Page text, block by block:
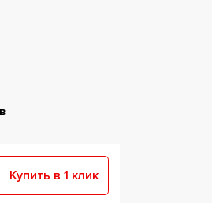
Купить в 1 клик